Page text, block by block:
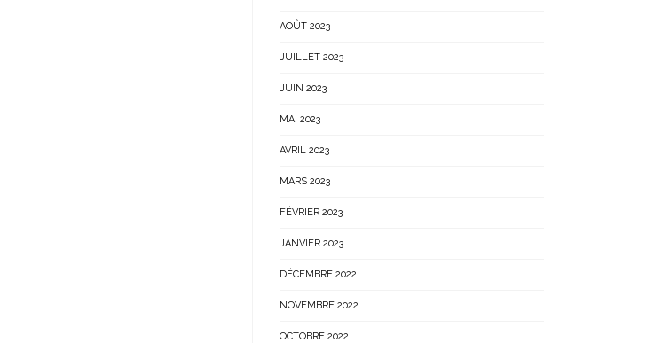
AOÛT 2023
JUILLET 2023
JUIN 2023
MAI 2023
AVRIL 2023
MARS 2023
FÉVRIER 2023
JANVIER 2023
DÉCEMBRE 2022
NOVEMBRE 2022
OCTOBRE 2022